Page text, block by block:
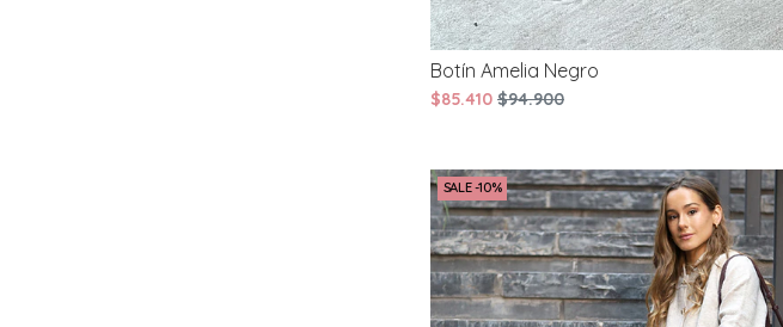
Botín Amelia Negro
$85.410 $94.900
SALE -10%